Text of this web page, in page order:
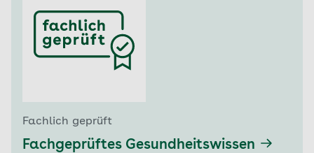
Fachlich geprüft
Fachgeprüftes Gesundheitswissen